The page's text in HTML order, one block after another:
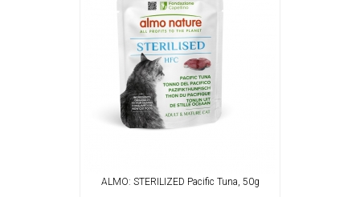
ALMO: STERILIZED Pacific Tuna, 50g